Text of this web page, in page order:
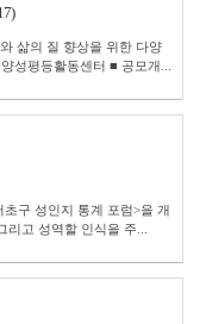
삶의 질 향상을 위한 다양
성평등활동센터 ■ 공모개...
구 성인지 통계 포럼>을 개
고 성역할 인식을 주...